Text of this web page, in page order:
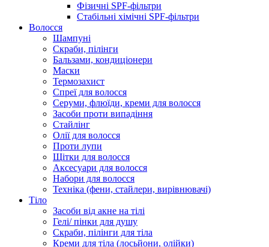
Фізичні SPF-фільтри
Стабільні хімічні SPF-фільтри
Волосся
Шампуні
Скраби, пілінги
Бальзами, кондиціонери
Маски
Термозахист
Спреї для волосся
Серуми, флюїди, креми для волосся
Засоби проти випадіння
Стайлінг
Олії для волосся
Проти лупи
Щітки для волосся
Аксесуари для волосся
Набори для волосся
Техніка (фени, стайлери, вирівнювачі)
Тіло
Засоби від акне на тілі
Гелі/ пінки для душу
Скраби, пілінги для тіла
Креми для тіла (лосьйони, олійки)